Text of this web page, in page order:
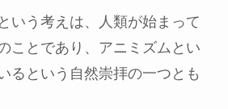
いう考えは、人類が始まって
ことであり、アニミズムとい
るという自然崇拝の一つとも